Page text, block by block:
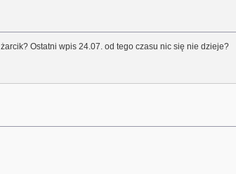
Ostatni wpis 24.07. od tego czasu nic się nie dzieje?